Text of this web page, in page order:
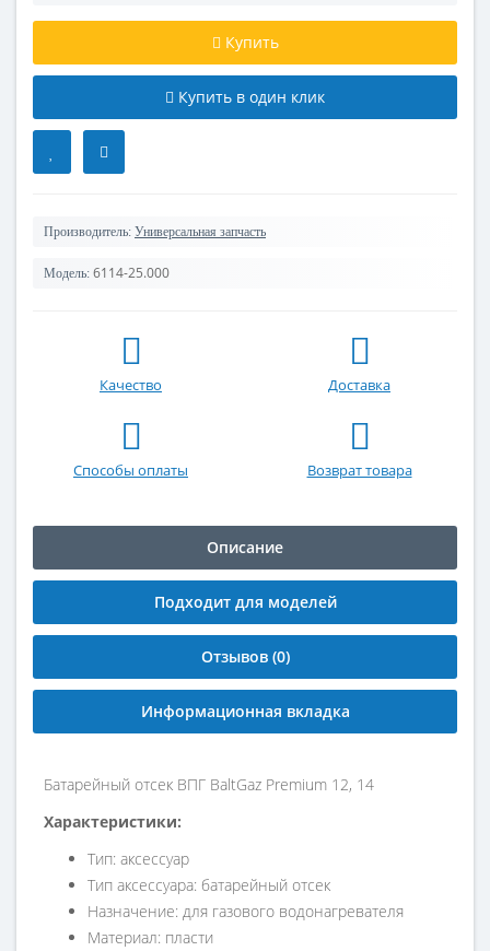
Купить
Купить в один клик
Производитель: Универсальная запчасть
Модель: 6114-25.000
Качество Доставка
Способы оплаты Возврат товара
Описание
Подходит для моделей
Отзывов (0)
Информационная вкладка
Батарейный отсек ВПГ BaltGaz Premium 12, 14
Характеристики:
Тип: аксессуар
Тип аксессуара: батарейный отсек
Назначение: для газового водонагревателя
Материал: пласти